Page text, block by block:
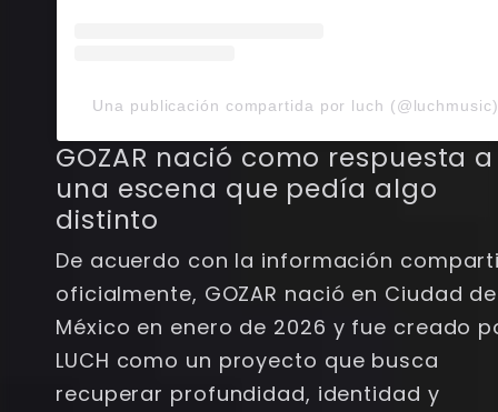
Una publicación compartida por luch (@luchmusic)
GOZAR nació como respuesta a
una escena que pedía algo
distinto
De acuerdo con la información
oficialmente, GOZAR nació en Ciudad de
México en enero de 2026 y fue creado
LUCH como un proyecto que busca
recuperar profundidad, identidad y